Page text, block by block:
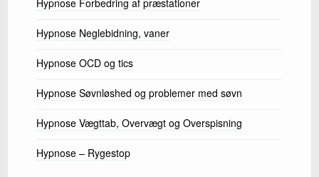
Hypnose Forbedring af præstationer
Hypnose Neglebidning, vaner
Hypnose OCD og tics
Hypnose Søvnløshed og problemer med søvn
Hypnose Vægttab, Overvægt og Overspisning
Hypnose – Rygestop